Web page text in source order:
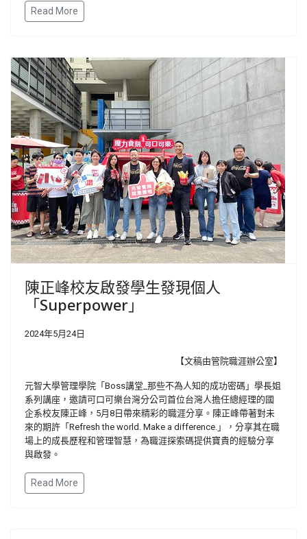
Read More
陳正峰校友啟發學生發現個人
「Superpower」
2024年5月24日
【文稿由管院職涯辦公室】
元智大學管理學院「Boss講堂_那些不為人知的成功密碼」學長姐
系列講座，邀請可口可樂台灣分公司首位台灣人擔任總經理的國
企系校友陳正峰，5月8日帶來精彩的職涯分享。陳正峰帶著對未
來的期許「Refresh the world. Make a difference.」，分享其在職
場上的成長歷程和管理智慧，為職涯探索碼提供寶貴的經驗分享
與啟發。
Read More